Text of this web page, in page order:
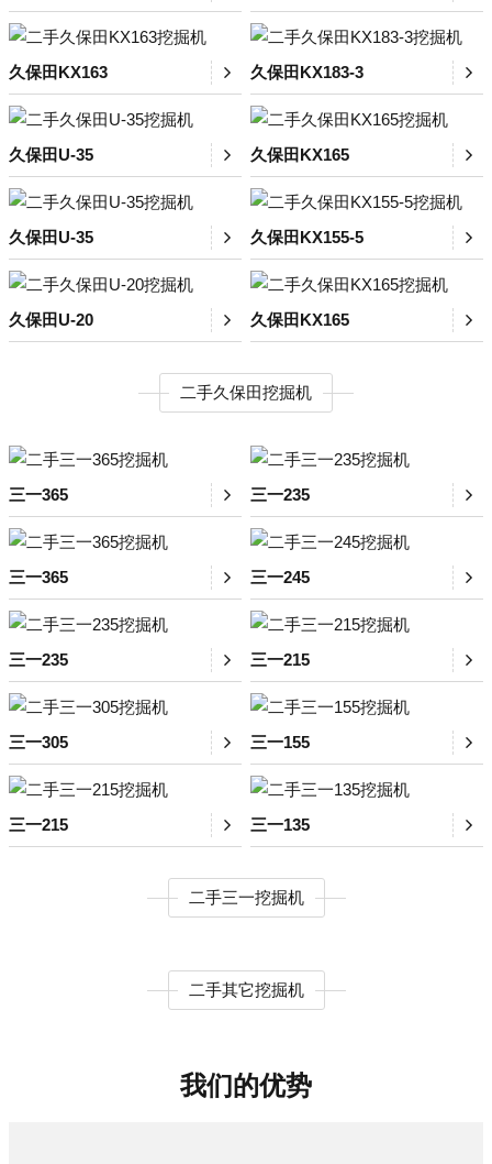
久保田KX163 久保田KX183-3
久保田U-35 久保田KX165
久保田U-35 久保田KX155-5
久保田U-20 久保田KX165
二手久保田挖掘机
三一365 三一235
三一365 三一245
三一235 三一215
三一305 三一155
三一215 三一135
二手三一挖掘机
二手其它挖掘机
我们的优势